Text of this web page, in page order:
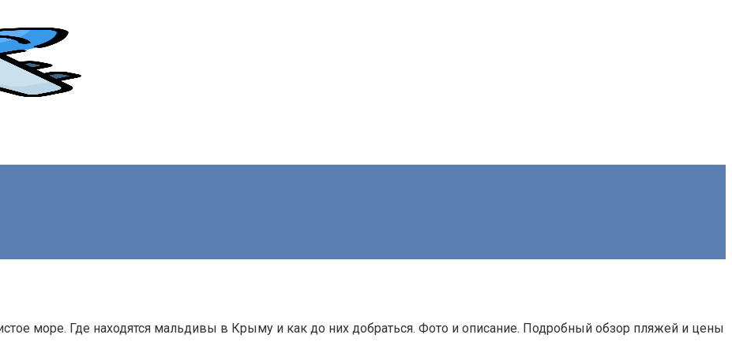
море. Где находятся мальдивы в Крыму и как до них добраться. Фото и описание. Подробный обзор пляжей и цены